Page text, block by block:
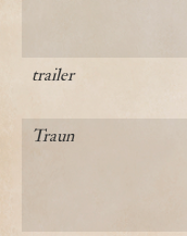
trailer
Traun